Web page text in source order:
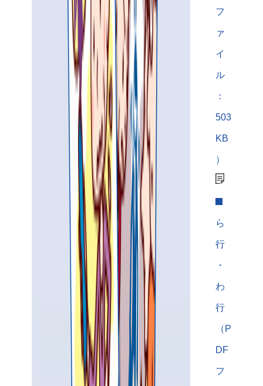
フ
ァ
イ
ル
：
503
KB
）
ら
行
・
わ
行
（P
DF
フ